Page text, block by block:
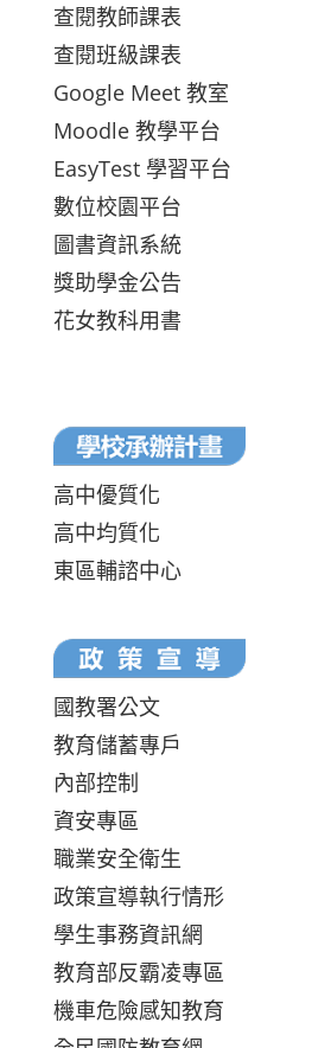
查閱教師課表
查閱班級課表
Google Meet 教室
Moodle 教學平台
EasyTest 學習平台
數位校園平台
圖書資訊系統
獎助學金公告
花女教科用書
高中優質化
高中均質化
東區輔諮中心
國教署公文
教育儲蓄專戶
內部控制
資安專區
職業安全衛生
政策宣導執行情形
學生事務資訊網
教育部反霸凌專區
機車危險感知教育